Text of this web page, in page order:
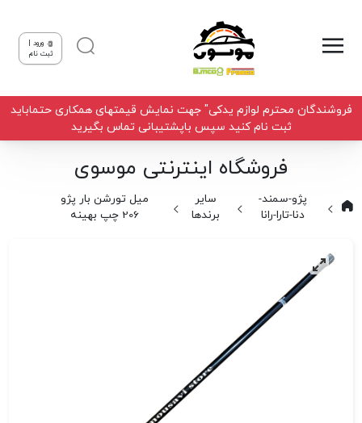
ورود |
ثبت نام
فروشندگان محترم لوازم یدکی" جهت نمایش قیمتهای همکاری حتماباید
ثبت نام کنید سپس باپشتیبانی تماس بگیرید
فروشگاه اینترنتی موسوی
پژو-سمند-
دنا-تارا-رانا
سایر
برندها
میل تورشن بار پژو
206 چپ بهینه